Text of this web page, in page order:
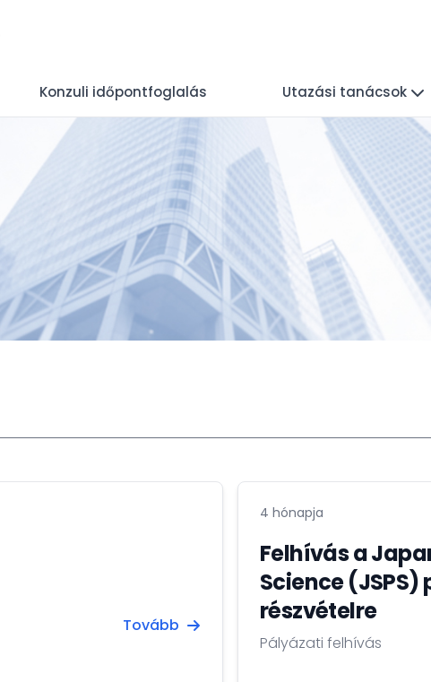
Konzuli időpontfoglalás Utazási tanácsok
Tovább
4 hónapja
Felhívás a
Science
részvételre
Pályázati felhívás